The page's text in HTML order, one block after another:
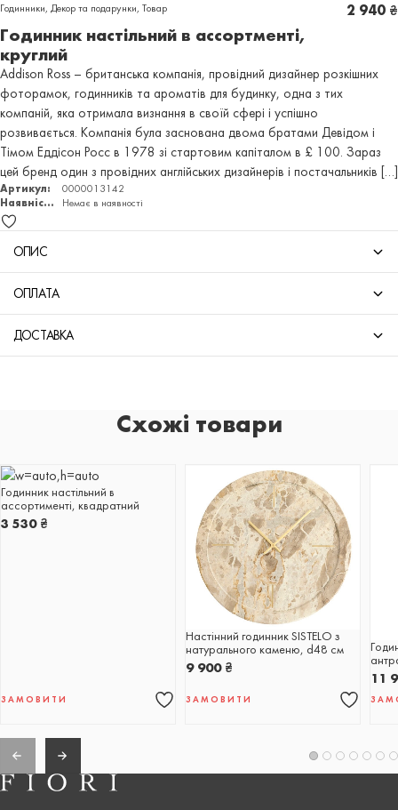
Годинники, Декор та подарунки, Товар
Годинник настільний в ассортменті,
круглий
2 940 ₴
Addison Ross – британська компанія, провідний дизайнер розкішних
фоторамок, годинників та ароматів для будинку, одна з тих
компаній, яка отримала визнання в своїй сфері і успішно
розвивається. Компанія була заснована двома братами Девідом і
Тімом Еддісон Росс в 1978 зі стартовим капіталом в £ 100. Зараз
цей бренд один з провідних англійських дизайнерів і постачальників […]
Артикул:
0000013142
Наявність:
Немає в наявності
ОПИС
ОПЛАТА
ДОСТАВКА
Схожі товари
Годинник настільний в
ассортименті, квадратний
3 530 ₴
ЗАМОВИТИ
Настінний годинник SISTELO з
натурального каменю, d48 см
9 900 ₴
ЗАМОВИТИ
11